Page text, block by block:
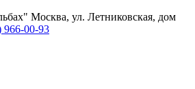
Москва, ул. Летниковская, дом
966-00-93